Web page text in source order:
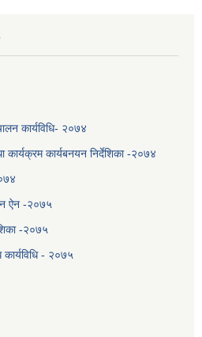
कार्यविधि- २०७४
कार्यबनयन निर्देशिका -२०७४
ऐन -२०७५
-२०७५
कार्यविधि - २०७५